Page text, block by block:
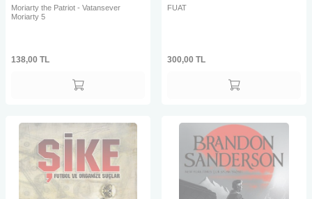
Moriarty the Patriot - Vatansever
Moriarty 5
138,00 TL
FUAT
300,00 TL